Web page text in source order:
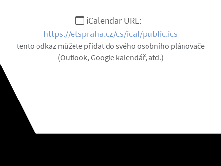
iCalendar URL:
https://etspraha.cz/cs/ical/public.ics
tento odkaz můžete přidat do svého osobního plánovače
(Outlook, Google kalendář, atd.)